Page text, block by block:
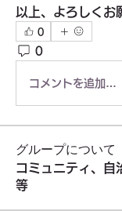
以上、よろしくお
0
0
コメントを追加…
グループについて
コミュニティ、自
等